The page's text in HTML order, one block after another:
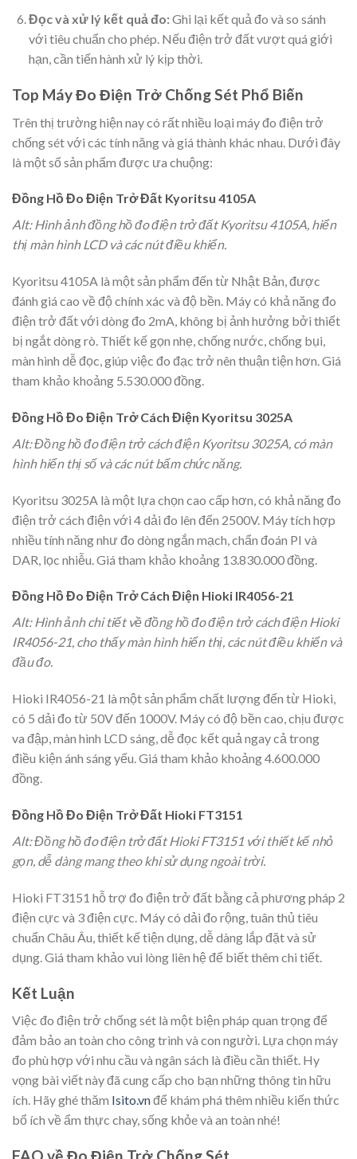
Đọc và xử lý kết quả đo:Ghi lại kết quả đo và so sánh
với tiêu chuẩn cho phép. Nếu điện trở đất vượt quá giới
hạn, cần tiến hành xử lý kịp thời.
Top Máy Đo Điện Trở Chống Sét Phổ Biến
Trên thị trường hiện nay có rất nhiều loại máy đo điện trở
chống sét với các tính năng và giá thành khác nhau. Dưới đây
là một số sản phẩm được ưa chuộng:
Đồng Hồ Đo Điện Trở Đất Kyoritsu 4105A
Alt: Hình ảnh đồng hồ đo điện trở đất Kyoritsu 4105A, hiển
thị màn hình LCD và các nút điều khiển.
Kyoritsu 4105A là một sản phẩm đến từ Nhật Bản, được
đánh giá cao về độ chính xác và độ bền. Máy có khả năng đo
điện trở đất với dòng đo 2mA, không bị ảnh hưởng bởi thiết
bị ngắt dòng rò. Thiết kế gọn nhẹ, chống nước, chống bụi,
màn hình dễ đọc, giúp việc đo đạc trở nên thuận tiện hơn. Giá
tham khảo khoảng 5.530.000 đồng.
Đồng Hồ Đo Điện Trở Cách Điện Kyoritsu 3025A
Alt: Đồng hồ đo điện trở cách điện Kyoritsu 3025A, có màn
hình hiển thị số và các nút bấm chức năng.
Kyoritsu 3025A là một lựa chọn cao cấp hơn, có khả năng đo
điện trở cách điện với 4 dải đo lên đến 2500V. Máy tích hợp
nhiều tính năng như đo dòng ngắn mạch, chẩn đoán PI và
DAR, lọc nhiễu. Giá tham khảo khoảng 13.830.000 đồng.
Đồng Hồ Đo Điện Trở Cách Điện Hioki IR4056-21
Alt: Hình ảnh chi tiết về đồng hồ đo điện trở cách điện Hioki
IR4056-21, cho thấy màn hình hiển thị, các nút điều khiển và
đầu đo.
Hioki IR4056-21 là một sản phẩm chất lượng đến từ Hioki,
có 5 dải đo từ 50V đến 1000V. Máy có độ bền cao, chịu được
va đập, màn hình LCD sáng, dễ đọc kết quả ngay cả trong
điều kiện ánh sáng yếu. Giá tham khảo khoảng 4.600.000
đồng.
Đồng Hồ Đo Điện Trở Đất Hioki FT3151
Alt: Đồng hồ đo điện trở đất Hioki FT3151 với thiết kế nhỏ
gọn, dễ dàng mang theo khi sử dụng ngoài trời.
Hioki FT3151 hỗ trợ đo điện trở đất bằng cả phương pháp 2
điện cực và 3 điện cực. Máy có dải đo rộng, tuân thủ tiêu
chuẩn Châu Âu, thiết kế tiện dụng, dễ dàng lắp đặt và sử
dụng. Giá tham khảo vui lòng liên hệ để biết thêm chi tiết.
Kết Luận
Việc đo điện trở chống sét là một biện pháp quan trọng để
đảm bảo an toàn cho công trình và con người. Lựa chọn máy
đo phù hợp với nhu cầu và ngân sách là điều cần thiết. Hy
vọng bài viết này đã cung cấp cho bạn những thông tin hữu
ích. Hãy ghé thăm Isito.vnđể khám phá thêm nhiều kiến thức
bổ ích về ẩm thực chay, sống khỏe và an toàn nhé!